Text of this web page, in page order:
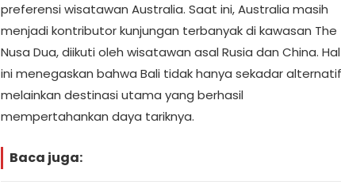
preferensi wisatawan Australia. Saat ini, Australia masih
menjadi kontributor kunjungan terbanyak di kawasan The
Nusa Dua, diikuti oleh wisatawan asal Rusia dan China. Hal
ini menegaskan bahwa Bali tidak hanya sekadar
melainkan destinasi utama yang berhasil
mempertahankan daya tariknya.
Baca juga: